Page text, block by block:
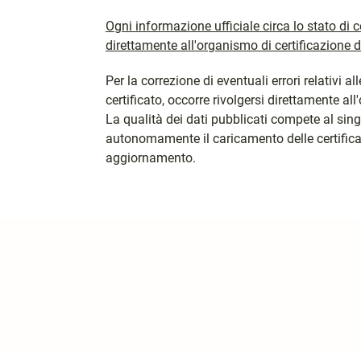
Ogni informazione ufficiale circa lo stato di
direttamente all'organismo di certificazione
Per la correzione di eventuali errori relativi
certificato, occorre rivolgersi direttamente
La qualità dei dati pubblicati compete al
autonomamente il caricamento delle
aggiornamento.